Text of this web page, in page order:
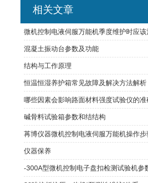
相关文章
混凝土振动台参数及功能
结构与工作原理
恒温恒湿养护箱常见故障及解决方法解析
碱骨料试验箱参数和结结构
仪器保养